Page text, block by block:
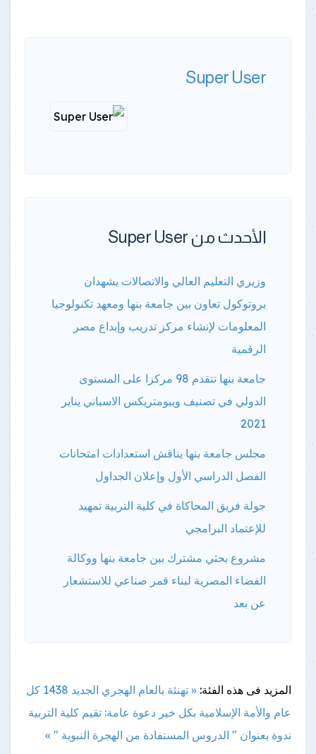
Super User
الأحدث من Super User
وزيري التعليم العالي والاتصالات يشهدان
بروتوكول تعاون بين جامعة بنها ومعهد تكنولوجيا
المعلومات لإنشاء مركز تدريب وإبداع مصر
الرقمية
جامعة بنها تتقدم 98 مركزا على المستوى
الدولي في تصنيف ويبومتريكس الاسباني يناير
2021
مجلس جامعة بنها يناقش استعدادات امتحانات
الفصل الدراسي الأول وإعلان الجداول
جولة فريق المحاكاة في كلية التربية تمهيد
للإعتماد البرامجي
مشروع بحثي مشترك بين جامعة بنها ووكالة
الفضاء المصرية لبناء قمر صناعي للاستشعار
عن بعد
المزيد فى هذه الفئة:
« تهنئة بالعام الهجري الجديد 1438 كل
عام والأمة الإسلامية بكل خير دعوة عامة: تقيم كلية التربية
ندوة بعنوان " الدروس المستفادة من الهجرة النبوية " »